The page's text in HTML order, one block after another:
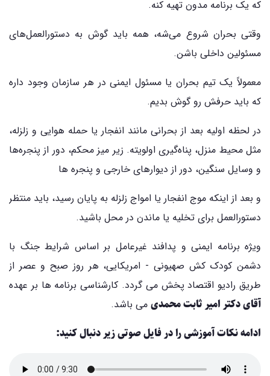
که یک برنامه مدون تهیه کنه.
وقتی بحران شروع می‌شه، همه باید گوش به دستورالعمل‌های
مسئولین داخلی باشن.
معمولاً یک تیم بحران یا مسئول ایمنی در هر سازمان وجود داره
که باید حرفش رو گوش بدیم.
در لحظه اولیه بعد از بحرانی مانند انفجار یا حمله هوایی و زلزله،
مثل محیط منزل، پناه‌گیری اولویته. زیر میز محکم، دور از پنجره‌ها
و وسایل سنگین، دور از دیوارهای خارجی و پنجره ها
و بعد از اینکه موج انفجار یا امواج زلزله به پایان رسید، باید منتظر
دستورالعمل برای تخلیه یا ماندن در محل باشید.
ویژه برنامه ایمنی و پدافند غیرعامل بر اساس شرایط جنگ با
دشمن کودک کش صهیونی - امریکایی، هر روز صبح و عصر از
طریق رادیو اقتصاد پخش می گردد. کارشناسی برنامه ها بر عهده
آقای دکتر امیر ثابت محمدی می باشد.
ادامه نکات آموزشی را در فایل صوتی زیر دنبال کنید: